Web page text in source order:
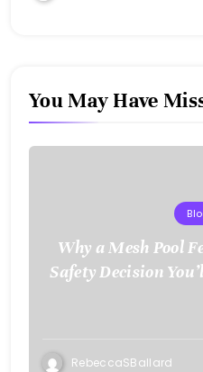
You May Have
Why a Mesh Pool
Safety Decision
RebeccaSBallard